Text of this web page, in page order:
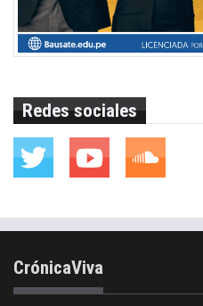
Redes sociales
CrónicaViva